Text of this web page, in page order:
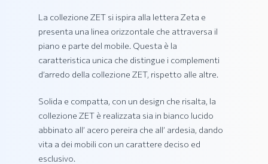
La collezione ZET si ispira alla lettera Zeta e
presenta una linea orizzontale che attraversa il
piano e parte del mobile. Questa è la
caratteristica unica che distingue i complementi
d’arredo della collezione ZET, rispetto alle altre.
Solida e compatta, con un design che risalta, la
collezione ZET è realizzata sia in bianco lucido
abbinato all’ acero pereira che all’ ardesia, dando
vita a dei mobili con un carattere deciso ed
esclusivo.